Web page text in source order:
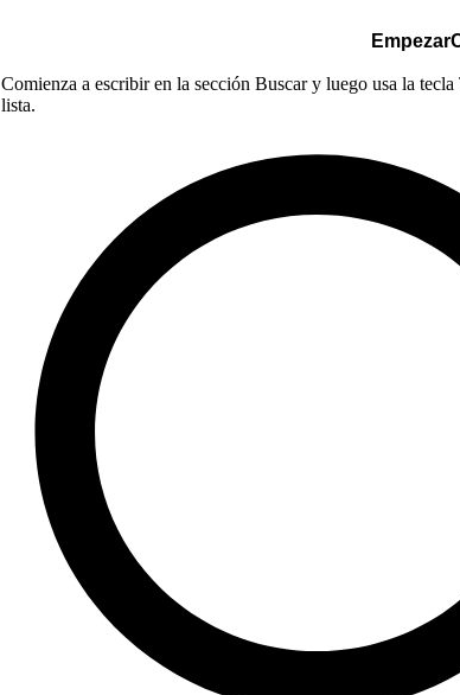
Empezar
Comienza a escribir en la sección Buscar y luego usa la
lista.